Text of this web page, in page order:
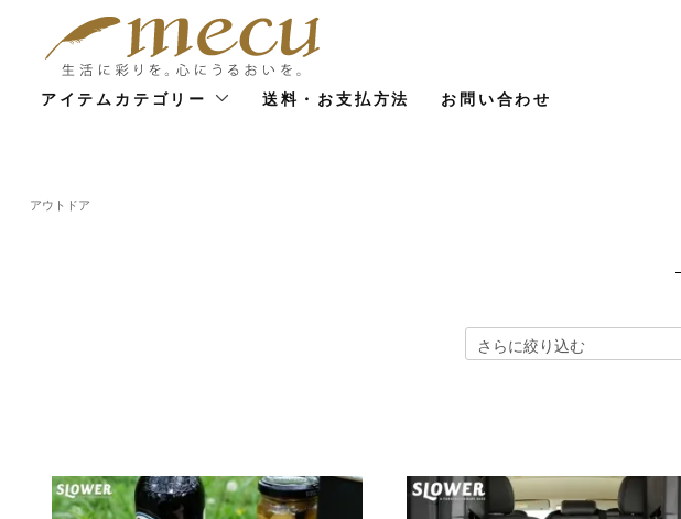
アイテムカテゴリー 送料・お支払方法 お問い合わせ
アウトドア